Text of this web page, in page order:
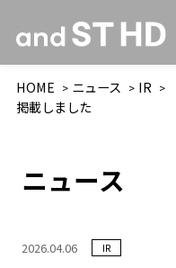
HOME ニュース IR
掲載しました
ニュース
2026.04.06 IR